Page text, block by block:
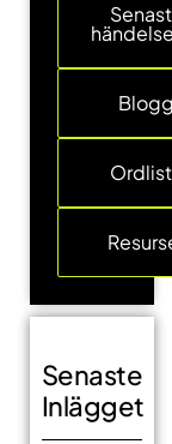
Senaste
Inlägget